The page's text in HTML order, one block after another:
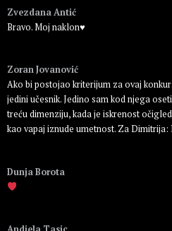
Zvezdana Antić
Bravo. Moj naklon♥️
Zoran Jovanović
Ako bi postojao kriterijum za ovaj
jedini učesnik. Jedino sam kod njega
treću dimenziju, kada je iskrenost
kao vapaj iznude umetnost. Za Dimitrija:
Dunja Borota